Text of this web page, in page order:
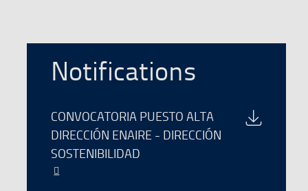
Notifications
Download
of
the
file
CONVOCATORIA PUESTO ALTA
DIRECCIÓN ENAIRE - DIRECCIÓN
SOSTENIBILIDAD